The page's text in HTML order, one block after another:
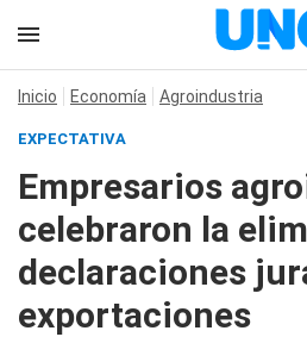
Inicio Economía Agroindustria
EXPECTATIVA
Empresarios
celebraron la
declaraciones
exportaciones